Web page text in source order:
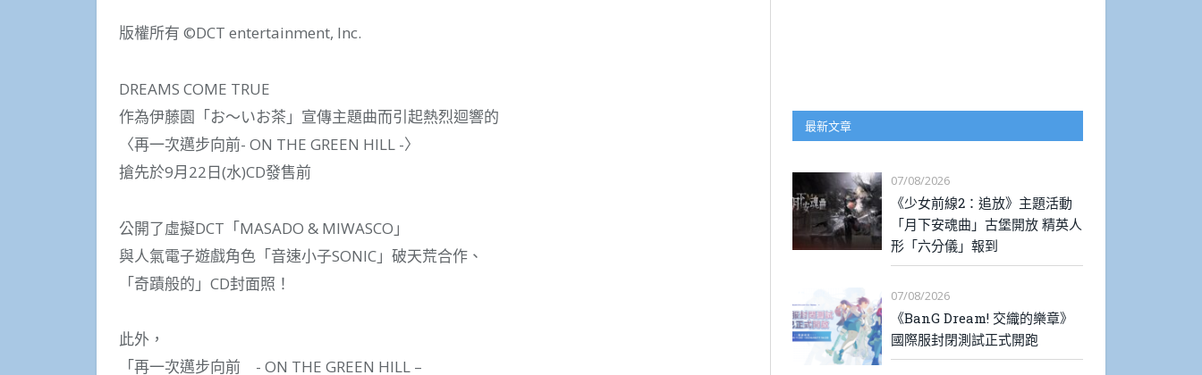
版權所有 ©DCT entertainment, Inc.
DREAMS COME TRUE
作為伊藤園「お～いお茶」宣傳主題曲而引起熱烈迴響的
〈再一次邁步向前- ON THE GREEN HILL -〉
搶先於9月22日(水)CD發售前
公開了虛擬DCT「MASADO & MIWASCO」
與人氣電子遊戲角色「音速小子SONIC」破天荒合作、
「奇蹟般的」CD封面照！
此外，
「再一次邁步向前 - ON THE GREEN HILL –
最新文章
07/08/2026
《少女前線2：追放》主題活動
「月下安魂曲」古堡開放 精英人
形「六分儀」報到
07/08/2026
《BanG Dream! 交織的樂章》
國際服封閉測試正式開跑